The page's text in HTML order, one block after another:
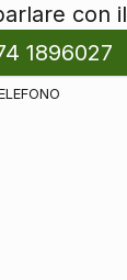
con
1896027